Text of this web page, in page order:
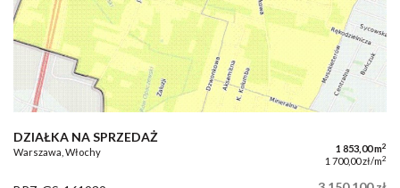
DZIAŁKA NA SPRZEDAŻ
Warszawa, Włochy 1 853,00 m2
1 700,00 zł/m2